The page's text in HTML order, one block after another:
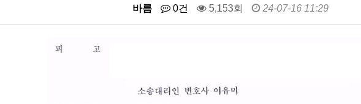
바름 0건 5,153회 24-07-16 11:29